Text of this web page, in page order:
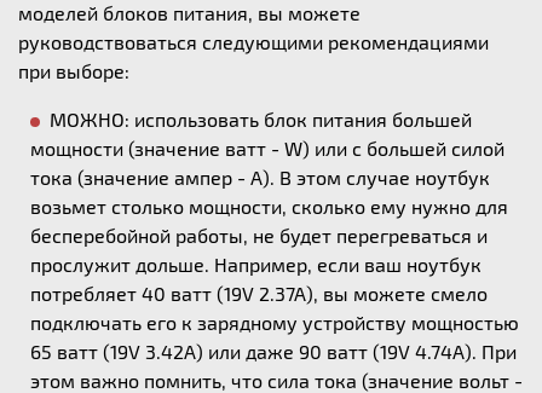
моделей блоков питания, вы можете
руководствоваться следующими рекомендациями
при выборе:
МОЖНО: использовать блок питания большей
мощности (значение ватт - W) или с большей силой
тока (значение ампер - А). В этом случае ноутбук
возьмет столько мощности, сколько ему нужно для
бесперебойной работы, не будет перегреваться и
прослужит дольше. Например, если ваш ноутбук
потребляет 40 ватт (19V 2.37A), вы можете смело
подключать его к зарядному устройству мощностью
65 ватт (19V 3.42A) или даже 90 ватт (19V 4.74A). При
этом важно помнить, что сила тока (значение вольт -